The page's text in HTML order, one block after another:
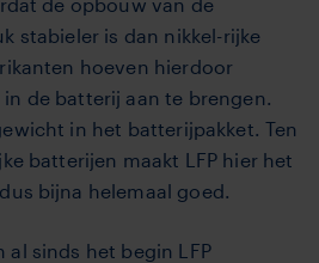
stabieler is dan nikkel-rijke
hoeven hierdoor
de batterij aan te brengen.
in het batterijpakket. Ten
batterijen maakt LFP hier het
bijna helemaal goed.
al sinds het begin LFP